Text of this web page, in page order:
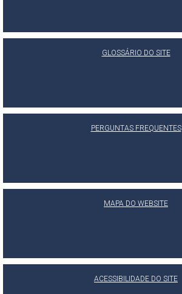
GLOSSÁRIO DO SITE
PERGUNTAS FREQUENTES
MAPA DO WEBSITE
ACESSIBILIDADE DO SITE